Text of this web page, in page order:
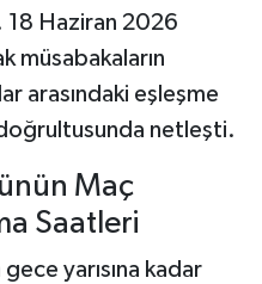
Haziran 2026
müsabakaların
arasındaki eşleşme
netleşti.
Maç
Saatleri
yarısına kadar